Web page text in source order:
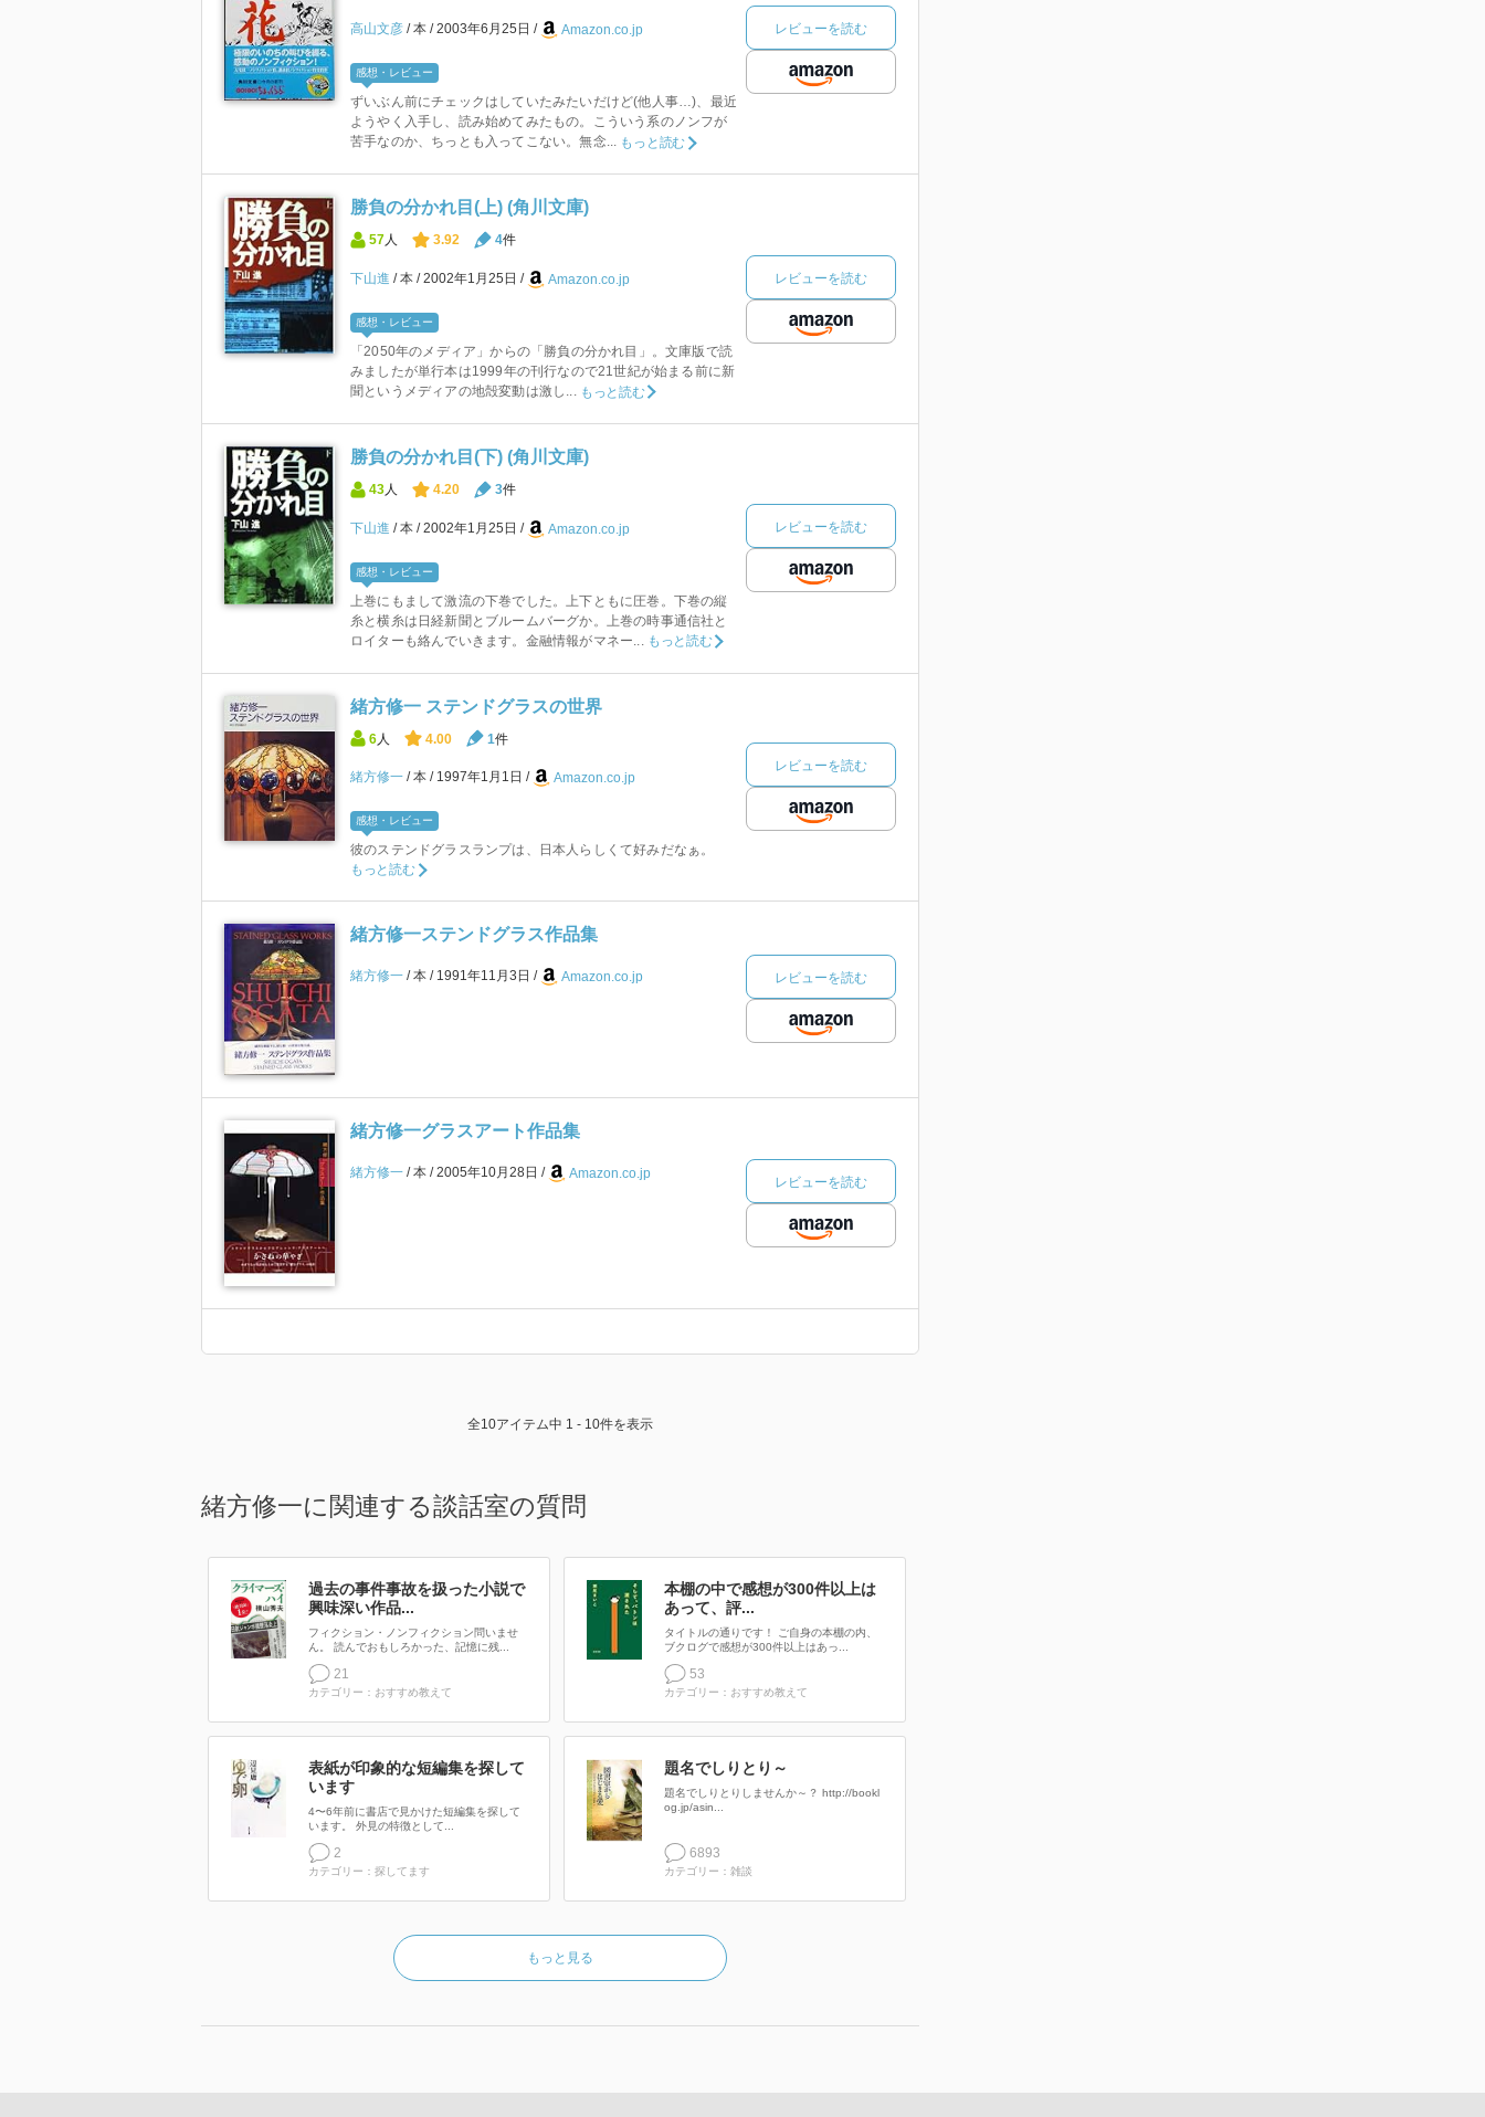
高山文彦 本 2003年6月25日 Amazon.co.jp
感想・レビュー
ずいぶん前にチェックはしていたみたいだけど(他人事…)、最近
ようやく入手し、読み始めてみたもの。こういう系のノンフが
苦手なのか、ちっとも入ってこない。無念... もっと読む
レビューを読む
勝負の分かれ目(上) (角川文庫)
57人 3.92 4件
下山進 本 2002年1月25日 Amazon.co.jp
感想・レビュー
「2050年のメディア」からの「勝負の分かれ目」。文庫版で読
みましたが単行本は1999年の刊行なので21世紀が始まる前に新
聞というメディアの地殻変動は激し... もっと読む
レビューを読む
勝負の分かれ目(下) (角川文庫)
43 人 4.20 3件
下山進 本 2002年1月25日 Amazon.co.jp
感想・レビュー
上巻にもまして激流の下巻でした。上下ともに圧巻。下巻の縦
糸と横糸は日経新聞とブルームバーグか。上巻の時事通信社と
ロイターも絡んでいきます。金融情報がマネー...
もっと読む
レビューを読む
緒方修一 ステンドグラスの世界
6 人 4.00 1件
緒方修一 本 1997年1月1日 Amazon.co.jp
感想・レビュー
彼のステンドグラスランプは、日本人らしくて好みだなぁ。
もっと読む
レビューを読む
緒方修一ステンドグラス作品集
緒方修一 本 1991年11月3日 Amazon.co.jp レビューを読む
緒方修一グラスアート作品集
緒方修一 本 2005年10月28日 Amazon.co.jp
レビューを読む
全10アイテム中 1 - 10件を表示
緒方修一に関連する談話室の質問
過去の事件事故を扱った小説で
興味深い作品...
フィクション・ノンフィクション問いませ
ん。 読んでおもしろかった、記憶に残...
21
カテゴリー：おすすめ教えて
本棚の中で感想が300件以上は
あって、評...
タイトルの通りです！ ご自身の本棚の内、
ブクログで感想が300件以上はあっ...
53
カテゴリー：おすすめ教えて
表紙が印象的な短編集を探して
います
4〜6年前に書店で見かけた短編集を探して
います。 外見の特徴として...
2
カテゴリー：探してます
題名でしりとり～
題名でしりとりしませんか～？ http://bookl
og.jp/asin...
6893
カテゴリー：雑談
もっと見る